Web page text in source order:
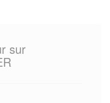
sur